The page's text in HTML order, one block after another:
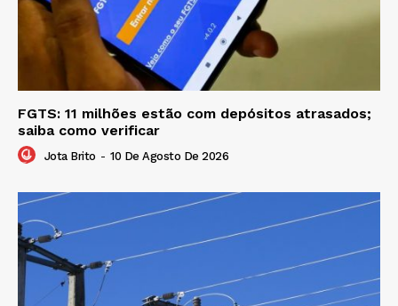
FGTS: 11 milhões estão com depósitos atrasados;
saiba como verificar
Jota Brito - 10 De Agosto De 2026